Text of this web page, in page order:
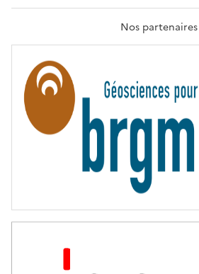
A
T
R
T
É
Nos partenaires